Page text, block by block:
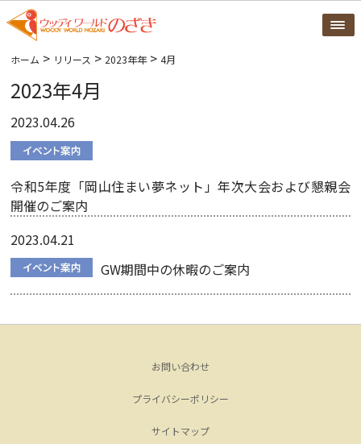
ホーム > リリース > 2023年年>4月
2023年4月
2023.04.26
令和5年度「岡山住まい夢ネット」年次大会および懇親会
開催のご案内
2023.04.21
GW期間中の休暇のご案内
お問い合わせ
プライバシーポリシー
サイトマップ